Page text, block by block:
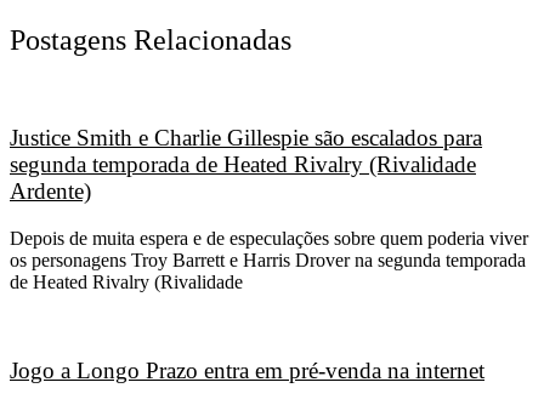
Postagens Relacionadas
Justice Smith e Charlie Gillespie são escalados para
segunda temporada de Heated Rivalry (Rivalidade
Ardente)
Depois de muita espera e de especulações sobre quem poderia viver
os personagens Troy Barrett e Harris Drover na segunda temporada
de Heated Rivalry (Rivalidade
Jogo a Longo Prazo entra em pré-venda na internet